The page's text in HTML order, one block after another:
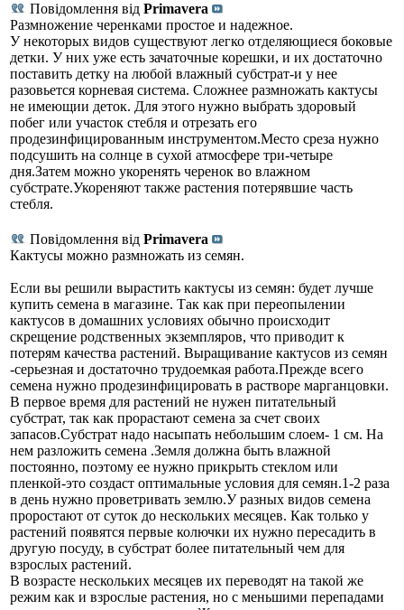
Повідомлення від Primavera
Размножение черенками простое и надежное.
У некоторых видов существуют легко отделяющиеся боковые
детки. У них уже есть зачаточные корешки, и их достаточно
поставить детку на любой влажный субстрат-и у нее
разовьется корневая система. Сложнее размножать кактусы
не имеющии деток. Для этого нужно выбрать здоровый
побег или участок стебля и отрезать его
продезинфицированным инструментом.Место среза нужно
подсушить на солнце в сухой атмосфере три-четыре
дня.Затем можно укоренять черенок во влажном
субстрате.Укореняют также растения потерявшие часть
стебля.
Повідомлення від Primavera
Кактусы можно размножать из семян.
Если вы решили вырастить кактусы из семян: будет лучше
купить семена в магазине. Так как при переопылении
кактусов в домашних условиях обычно происходит
скрещение родственных экземпляров, что приводит к
потерям качества растений. Выращивание кактусов из семян
-серьезная и достаточно трудоемкая работа.Прежде всего
семена нужно продезинфицировать в растворе марганцовки.
В первое время для растений не нужен питательный
субстрат, так как прорастают семена за счет своих
запасов.Субстрат надо насыпать небольшим слоем- 1 см. На
нем разложить семена .Земля должна быть влажной
постоянно, поэтому ее нужно прикрыть стеклом или
пленкой-это создаст оптимальные условия для семян.1-2 раза
в день нужно проветривать землю.У разных видов семена
проростают от суток до нескольких месяцев. Как только у
растений появятся первые колючки их нужно пересадить в
другую посуду, в субстрат более питательный чем для
взрослых растений.
В возрасте нескольких месяцев их переводят на такой же
режим как и взрослые растения, но с меньшими перепадами